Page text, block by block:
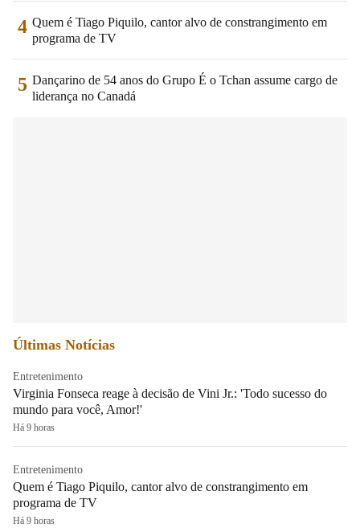
4 Quem é Tiago Piquilo, cantor alvo de constrangimento em
programa de TV
5 Dançarino de 54 anos do Grupo É o Tchan assume cargo de
liderança no Canadá
Últimas Notícias
Entretenimento
Virginia Fonseca reage à decisão de Vini Jr.: 'Todo sucesso do
mundo para você, Amor!'
Há 9 horas
Entretenimento
Quem é Tiago Piquilo, cantor alvo de constrangimento em
programa de TV
Há 9 horas